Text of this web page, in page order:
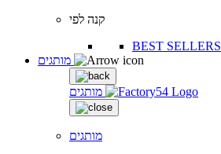
קנה לפי
BEST SELLERS
מותגים
מותגים